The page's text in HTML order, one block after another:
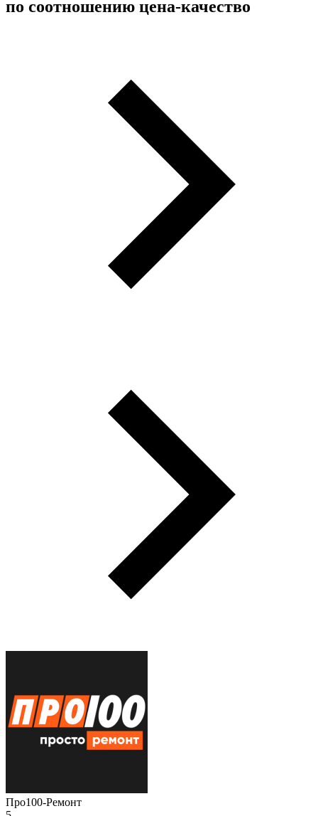
по соотношению цена-качество
Про100-Ремонт